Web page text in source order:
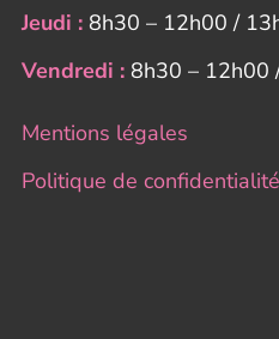
Jeudi : 8h30 – 12h00 /
Vendredi : 8h30 – 12h00
Mentions légales
Politique de confidentialité